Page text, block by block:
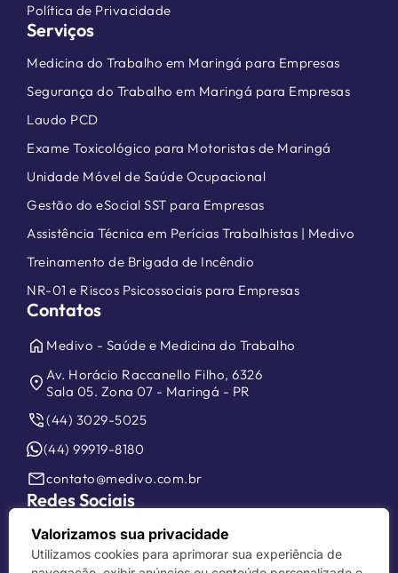
Valorizamos sua privacidade
Utilizamos cookies para aprimorar sua experiência de
Política de Privacidade
Serviços
Medicina do Trabalho em Maringá para Empresas
Segurança do Trabalho em Maringá para Empresas
Laudo PCD
Exame Toxicológico para Motoristas de Maringá
Unidade Móvel de Saúde Ocupacional
Gestão do eSocial SST para Empresas
Assistência Técnica em Perícias Trabalhistas | Medivo
Treinamento de Brigada de Incêndio
NR-01 e Riscos Psicossociais para Empresas
Contatos
home Medivo - Saúde e Medicina do Trabalho
location_on Av. Horácio Raccanello Filho, 6326
Sala 05. Zona 07 - Maringá - PR
phone_in_talk(44) 3029-5025
(44) 99919-8180
mailcontato@medivo.com.br
Redes Sociais